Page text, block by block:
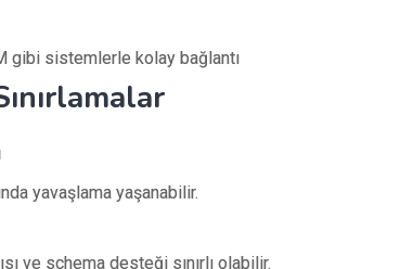
gibi sistemlerle kolay bağlantı
yavaşlama yaşanabilir.
ve schema desteği sınırlı olabilir.